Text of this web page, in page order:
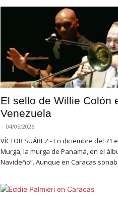
El sello de Willie Colón
Venezuela
- 04/05/2026
VÍCTOR SUÁREZ - En diciembre del 71
Murga, la murga de Panamá, en el
Navideño”. Aunque en Caracas